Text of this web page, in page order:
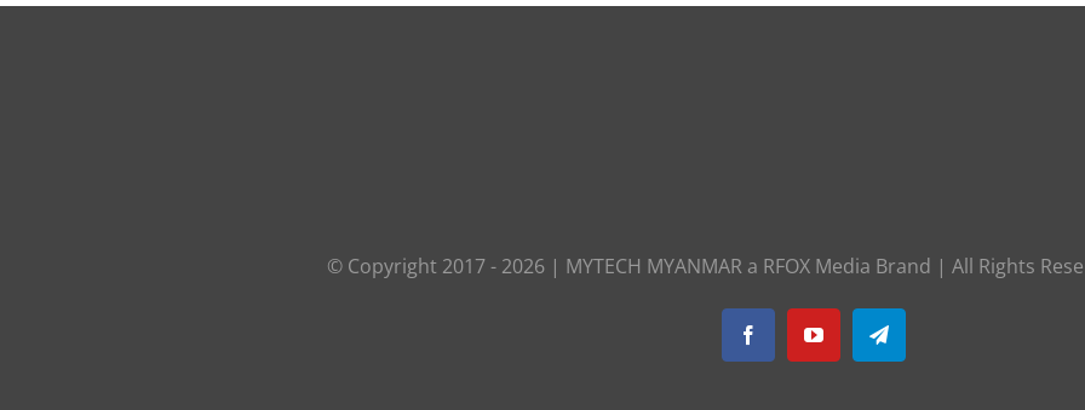
© Copyright 2017 - 2026| MYTECH MYANMARa RFOX Media Brand | All Rights
FacebookYouTubeTelegram